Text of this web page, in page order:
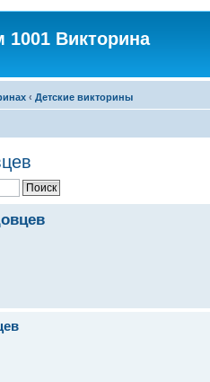
Викторина
‹ Детские викторины